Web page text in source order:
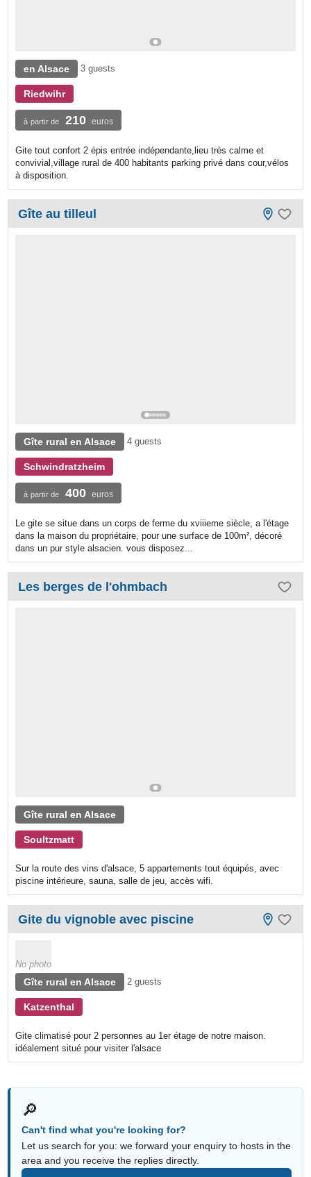
en Alsace 3 guests
Riedwihr
à partir de 210 euros
Gite tout confort 2 épis entrée indépendante,lieu très calme et
convivial,village rural de 400 habitants parking privé dans cour,vélos
à disposition.
Gîte au tilleul
Gîte rural en Alsace 4 guests
Schwindratzheim
à partir de 400 euros
Le gite se situe dans un corps de ferme du xviiieme siècle, a l'étage
dans la maison du propriétaire, pour une surface de 100m², décoré
dans un pur style alsacien. vous disposez...
Les berges de l'ohmbach
Gîte rural en Alsace
Soultzmatt
Sur la route des vins d'alsace, 5 appartements tout équipés, avec
piscine intérieure, sauna, salle de jeu, accès wifi.
Gite du vignoble avec piscine
No photo
Gîte rural en Alsace 2 guests
Katzenthal
Gite climatisé pour 2 personnes au 1er étage de notre maison.
idéalement situé pour visiter l'alsace
🔎
Can't find what you're looking for?
Let us search for you: we forward your enquiry to hosts in the
area and you receive the replies directly.